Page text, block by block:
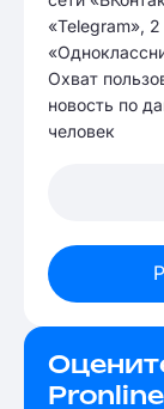
«Telegram»,
Охват
новость по
человек